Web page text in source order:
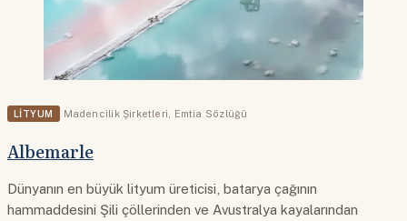
LITYUM Madencilik Şirketleri Emtia Sözlüğü
Albemarle
Dünyanın en büyük lityum üreticisi, batarya çağının
hammaddesini Şili çöllerinden ve Avustralya kayalarından